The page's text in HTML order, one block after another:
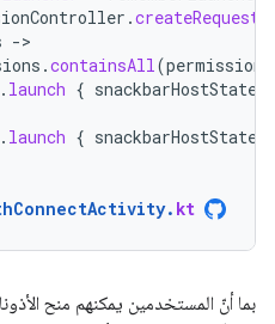
.
-
.containsAll(permissions
. launch { snackbarHostState
. launch { snackbarHostState
. kt
بما أنّ المستخدمين يمكنهم منح